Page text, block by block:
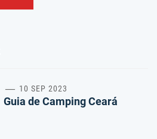
10 SEP 2023
Guia de Camping Ceará